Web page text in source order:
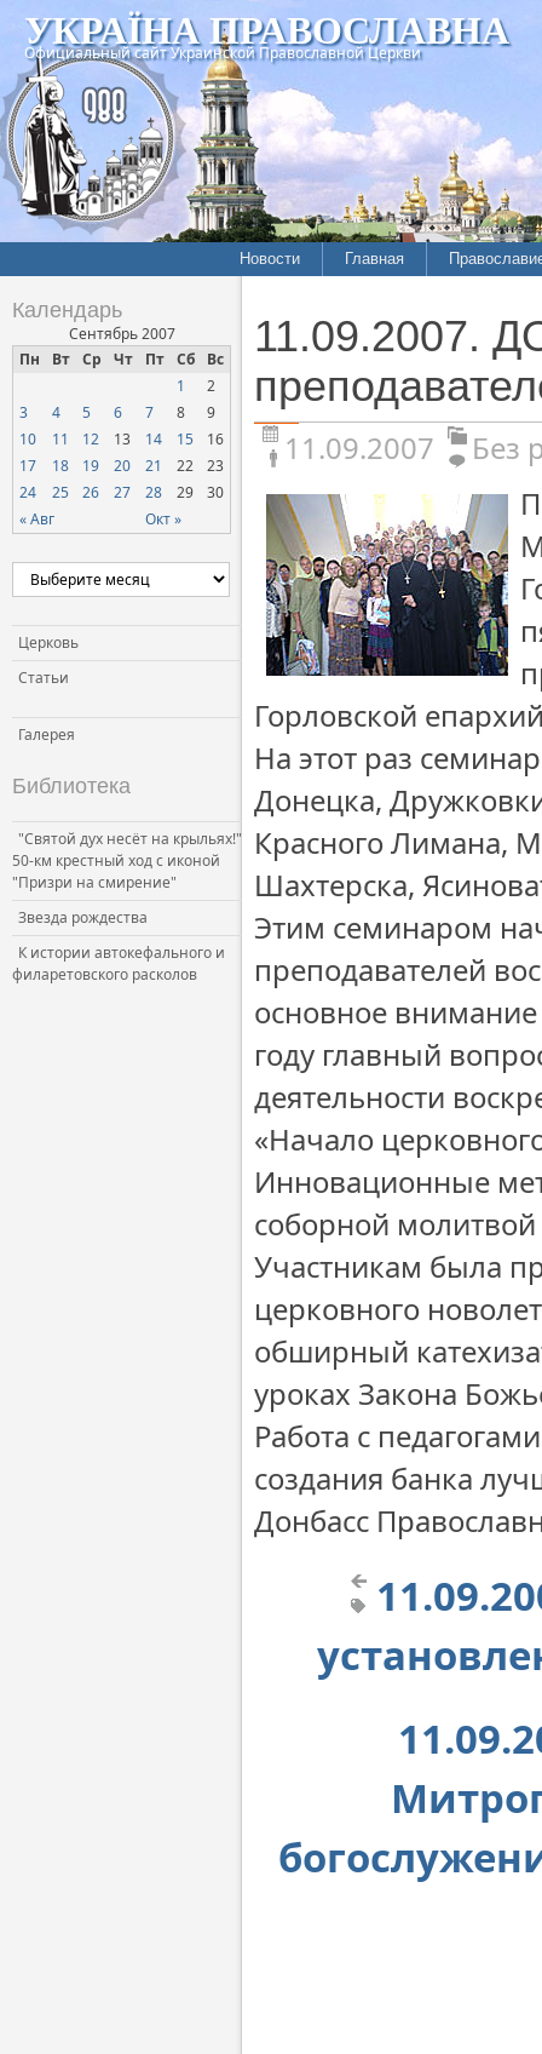
УКРАЇНА ПРАВОСЛАВНА
Официальный сайт Украинской Православной Церкви
Новости Главная
Календарь
Сентябрь 2007
Пн
Вт Ср Чт Пт Сб Вс
« Авг Окт »
1
2
3
4 5 6 7 8
9
10
11 12 13 14 15
16
17
18 19 20 21 22
23
24
25 26 27 28 29 30
Церковь
Статьи
Галерея
Библиотека
"Святой дух несёт на крыльях!"
50-км крестный ход с иконой
"Призри на смирение"
Звезда рождества
К истории автокефального и
филаретовского расколов
11.09.2007.
11.09.2007
Без
Горловской
На этот раз
Донецка,
Красного Лимана,
Шахтерска,
Этим семинаром
преподавателей
основное
году главный
деятельности
«Начало
Инновационные
соборной молитвой
Участникам была
церковного
обширный
уроках Закона
Работа с
создания банка
Донбасс